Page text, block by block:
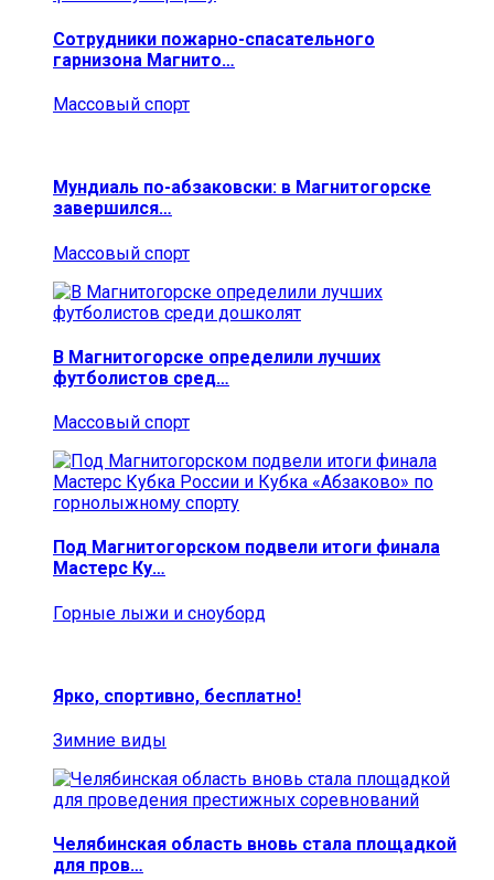
Сотрудники пожарно-спасательного
гарнизона Магнито…
Массовый спорт
Мундиаль по-абзаковски: в Магнитогорске
завершился…
Массовый спорт
В Магнитогорске определили лучших
футболистов сред…
Массовый спорт
Под Магнитогорском подвели итоги финала
Мастерс Ку…
Горные лыжи и сноуборд
Ярко, спортивно, бесплатно!
Зимние виды
Челябинская область вновь стала площадкой
для пров…